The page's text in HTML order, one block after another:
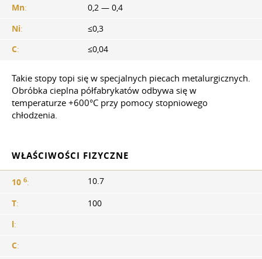
Mn:
0,2 — 0,4
Ni:
≤0,3
C: ≤0,04
Takie stopy topi się w specjalnych piecach metalurgicznych.
Obróbka cieplna półfabrykatów odbywa się w
temperaturze +600°С przy pomocy stopniowego
chłodzenia.
WŁAŚCIWOŚCI FIZYCZNE
10 6: 10.7
T:
100
l:
C: